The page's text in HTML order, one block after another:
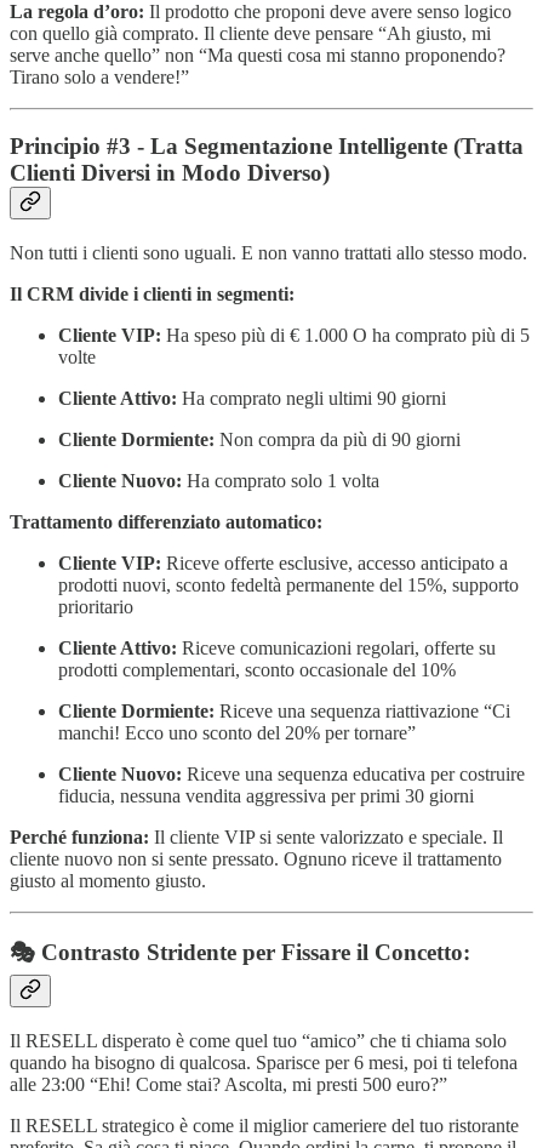
La regola d’oro: Il prodotto che proponi deve avere senso logico
con quello già comprato. Il cliente deve pensare “Ah giusto, mi
serve anche quello” non “Ma questi cosa mi stanno proponendo?
Tirano solo a vendere!”
Principio #3 - La Segmentazione Intelligente (Tratta
Clienti Diversi in Modo Diverso)
Non tutti i clienti sono uguali. E non vanno trattati allo stesso modo.
Il CRM divide i clienti in segmenti:
Cliente VIP: Ha speso più di € 1.000 O ha comprato più di 5
volte
Cliente Attivo: Ha comprato negli ultimi 90 giorni
Cliente Dormiente: Non compra da più di 90 giorni
Cliente Nuovo: Ha comprato solo 1 volta
Trattamento differenziato automatico:
Cliente VIP: Riceve offerte esclusive, accesso anticipato a
prodotti nuovi, sconto fedeltà permanente del 15%, supporto
prioritario
Cliente Attivo: Riceve comunicazioni regolari, offerte su
prodotti complementari, sconto occasionale del 10%
Cliente Dormiente: Riceve una sequenza riattivazione “Ci
manchi! Ecco uno sconto del 20% per tornare”
Cliente Nuovo: Riceve una sequenza educativa per costruire
fiducia, nessuna vendita aggressiva per primi 30 giorni
Perché funziona: Il cliente VIP si sente valorizzato e speciale. Il
cliente nuovo non si sente pressato. Ognuno riceve il trattamento
giusto al momento giusto.
🎭 Contrasto Stridente per Fissare il Concetto:
Il RESELL disperato è come quel tuo “amico” che ti chiama solo
quando ha bisogno di qualcosa. Sparisce per 6 mesi, poi ti telefona
alle 23:00 “Ehi! Come stai? Ascolta, mi presti 500 euro?”
Il RESELL strategico è come il miglior cameriere del tuo ristorante